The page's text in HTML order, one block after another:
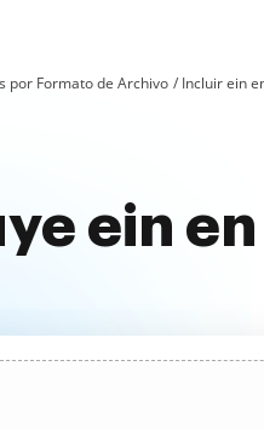
por Formato de Archivo Incluir ein
ein